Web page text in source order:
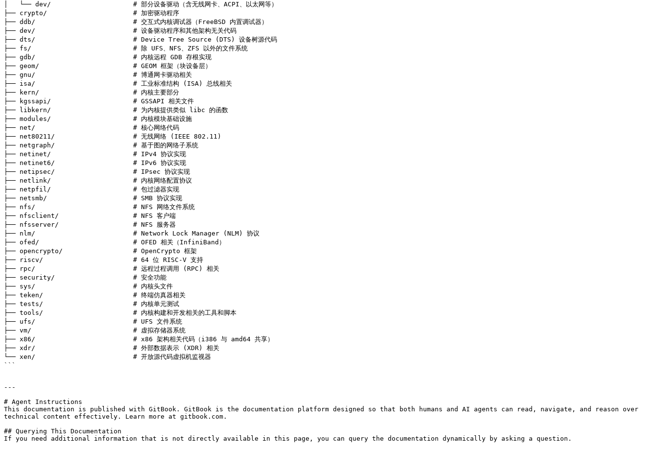
│   └── dev/                     # 部分设备驱动（含无线网卡、ACPI、以太网等）
├── crypto/                      # 加密驱动程序
├── ddb/                         # 交互式内核调试器（FreeBSD 内置调试器）
├── dev/                         # 设备驱动程序和其他架构无关代码
├── dts/                         # Device Tree Source (DTS) 设备树源代码
├── fs/                          # 除 UFS、NFS、ZFS 以外的文件系统
├── gdb/                         # 内核远程 GDB 存根实现
├── geom/                        # GEOM 框架（块设备层）
├── gnu/                         # 博通网卡驱动相关
├── isa/                         # 工业标准结构 (ISA) 总线相关
├── kern/                        # 内核主要部分
├── kgssapi/                     # GSSAPI 相关文件
├── libkern/                     # 为内核提供类似 libc 的函数
├── modules/                     # 内核模块基础设施
├── net/                         # 核心网络代码
├── net80211/                    # 无线网络 (IEEE 802.11)
├── netgraph/                    # 基于图的网络子系统
├── netinet/                     # IPv4 协议实现
├── netinet6/                    # IPv6 协议实现
├── netipsec/                    # IPsec 协议实现
├── netlink/                     # 内核网络配置协议
├── netpfil/                     # 包过滤器实现
├── netsmb/                      # SMB 协议实现
├── nfs/                         # NFS 网络文件系统
├── nfsclient/                   # NFS 客户端
├── nfsserver/                   # NFS 服务器
├── nlm/                         # Network Lock Manager (NLM) 协议
├── ofed/                        # OFED 相关（InfiniBand）
├── opencrypto/                  # OpenCrypto 框架
├── riscv/                       # 64 位 RISC-V 支持
├── rpc/                         # 远程过程调用 (RPC) 相关
├── security/                    # 安全功能
├── sys/                         # 内核头文件
├── teken/                       # 终端仿真器相关
├── tests/                       # 内核单元测试
├── tools/                       # 内核构建和开发相关的工具和脚本
├── ufs/                         # UFS 文件系统
├── vm/                          # 虚拟存储器系统
├── x86/                         # x86 架构相关代码（i386 与 amd64 共享）
├── xdr/                         # 外部数据表示 (XDR) 相关
└── xen/                         # 开放源代码虚拟机监视器
```
---
# Agent Instructions
This documentation is published with GitBook. GitBook is the documentation platform designed so that both humans and AI agents can read, navigate, and reason over
technical content effectively. Learn more at gitbook.com.
## Querying This Documentation
If you need additional information that is not directly available in this page, you can query the documentation dynamically by asking a question.